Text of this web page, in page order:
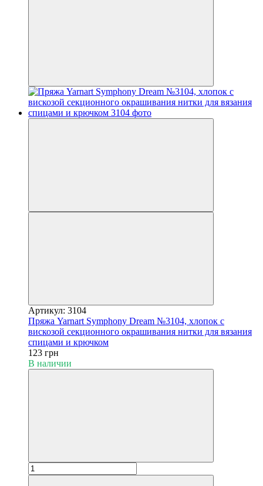
Артикул: 3104
Пряжа Yarnart Symphony Dream №3104, хлопок с
вискозой секционного окрашивания нитки для вязания
спицами и крючком
123 грн
В наличии